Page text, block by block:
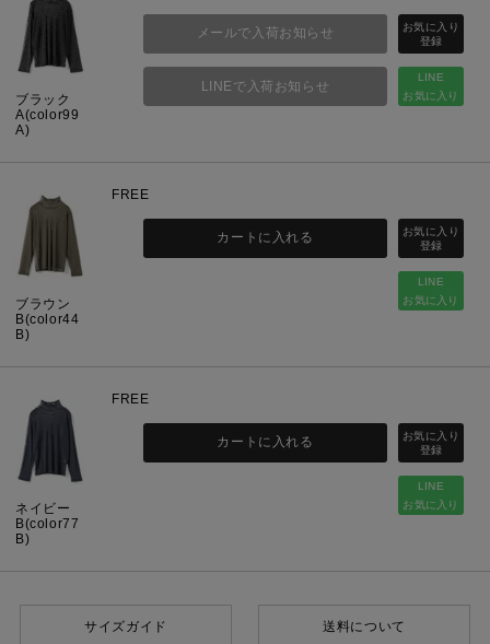
ブラック
A(color99
A)
LINE
お気に入り
メールで入荷お知らせ
LINEで入荷お知らせ
ブラウン
B(color44
B)
FREE
LINE
お気に入り
カートに入れる
ネイビー
B(color77
B)
FREE
LINE
お気に入り
カートに入れる
サイズガイド 送料について